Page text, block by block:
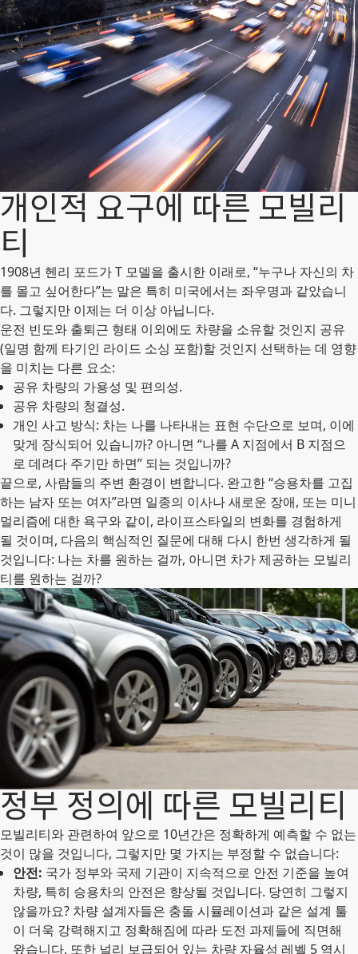
개인적 요구에 따른 모빌리
티
1908년 헨리 포드가 T 모델을 출시한 이래로, “누구나 자신의 차
를 몰고 싶어한다”는 말은 특히 미국에서는 좌우명과 같았습니
다. 그렇지만 이제는 더 이상 아닙니다.
운전 빈도와 출퇴근 형태 이외에도 차량을 소유할 것인지 공유
(일명 함께 타기인 라이드 소싱 포함)할 것인지 선택하는 데 영향
을 미치는 다른 요소:
공유 차량의 가용성 및 편의성.
공유 차량의 청결성.
개인 사고 방식: 차는 나를 나타내는 표현 수단으로 보며, 이에
맞게 장식되어 있습니까? 아니면 “나를 A 지점에서 B 지점으
로 데려다 주기만 하면” 되는 것입니까?
끝으로, 사람들의 주변 환경이 변합니다. 완고한 “승용차를 고집
하는 남자 또는 여자”라면 일종의 이사나 새로운 장애, 또는 미니
멀리즘에 대한 욕구와 같이, 라이프스타일의 변화를 경험하게
될 것이며, 다음의 핵심적인 질문에 대해 다시 한번 생각하게 될
것입니다: 나는 차를 원하는 걸까, 아니면 차가 제공하는 모빌리
티를 원하는 걸까?
정부 정의에 따른 모빌리티
모빌리티와 관련하여 앞으로 10년간은 정확하게 예측할 수 없는
것이 많을 것입니다, 그렇지만 몇 가지는 부정할 수 없습니다:
안전: 국가 정부와 국제 기관이 지속적으로 안전 기준을 높여
차량, 특히 승용차의 안전은 향상될 것입니다. 당연히 그렇지
않을까요? 차량 설계자들은 충돌 시뮬레이션과 같은 설계 툴
이 더욱 강력해지고 정확해짐에 따라 도전 과제들에 직면해
왔습니다. 또한 널리 보급되어 있는 차량 자율성 레벨 5 역시